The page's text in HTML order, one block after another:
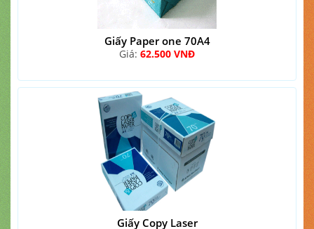
Giấy Paper one 70A4
Giá: 62.500 VNĐ
Giấy Copy Laser